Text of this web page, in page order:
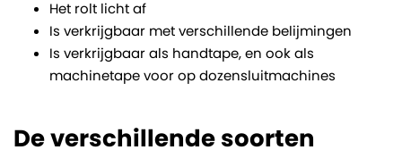
Het rolt licht af
Is verkrijgbaar met verschillende belijmingen
Is verkrijgbaar als handtape, en ook als
machinetape voor op dozensluitmachines
De verschillende soorten